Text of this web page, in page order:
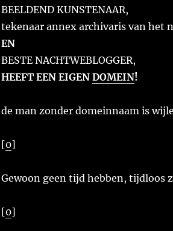
BEELDEND KUNSTENAAR,
tekenaar annex archivaris van het
EN
BESTE NACHTWEBLOGGER,
HEEFT EEN EIGEN DOMEIN!
de man zonder domeinnaam is
[0]
Gewoon geen tijd hebben, tijdloos
[0]